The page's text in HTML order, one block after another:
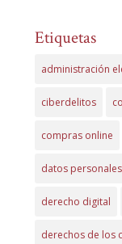
Etiquetas
administración
ciberdelitos
compras online
datos personales
derecho digital
derechos de los